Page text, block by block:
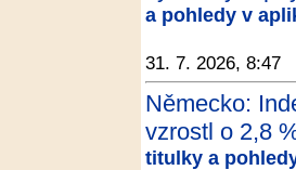
a pohledy v
31. 7. 2026, 8:47
Německo:
vzrostl o 2,8
titulky a